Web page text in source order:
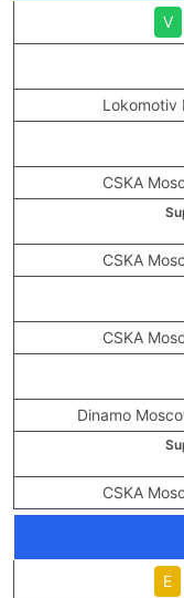
V
Lokomotiv
CSKA
CSKA
CSKA
Dinamo
CSKA
E